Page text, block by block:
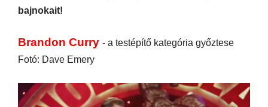
bajnokait!
Brandon Curry - a testépítő kategória győztese
Fotó: Dave Emery